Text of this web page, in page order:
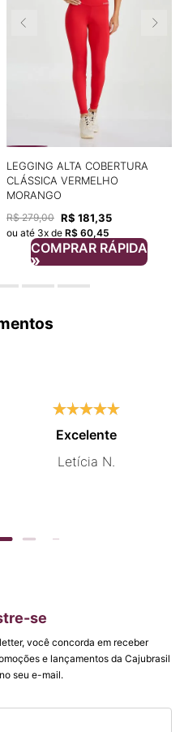
LEGGING ALTA COBERTURA
CLÁSSICA VERMELHO
MORANGO
R$ 279,00 R$ 181,35
ou até 3x de R$ 60,45
COMPRAR RÁPIDA
Excelente
Letícia N.
se
você concorda em receber
e lançamentos da Cajubrasil
seu e-mail.